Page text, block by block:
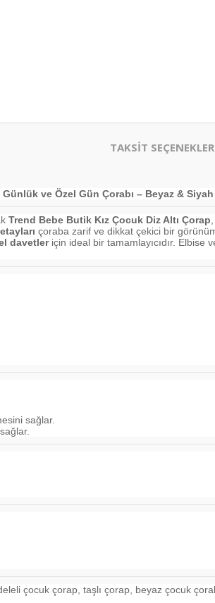
TAKSİT
ve Özel Gün Çorabı – Beyaz & Siyah
Trend Bebe Butik Kız Çocuk Diz Altı Çorap
çoraba zarif ve dikkat çekici bir
davetleriçin ideal bir tamamlayıcıdır. Elbise
sağlar.
çocuk çorap, taşlı çorap, beyaz çocuk